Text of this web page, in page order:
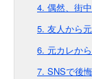
4. 偶然、街
5. 友人から
6. 元カレか
7. SNSで後